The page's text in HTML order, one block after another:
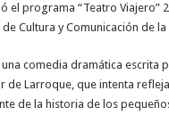
el programa “Teatro Viajero”
Cultura y Comunicación de
una comedia dramática escrita
de Larroque, que intenta
de la historia de los